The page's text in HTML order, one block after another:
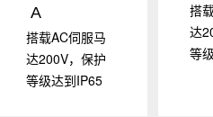
A
搭载AC伺服马
达200V，保护
等级达到IP65
搭
达
等